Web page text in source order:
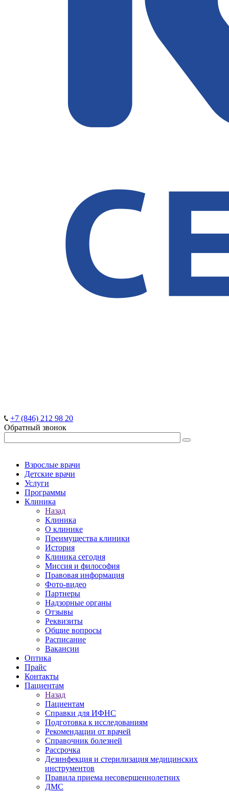
+7 (846) 212 98 20
Обратный звонок
Взрослые врачи
Детские врачи
Услуги
Программы
Клиника
Назад
Клиника
О клинике
Преимущества клиники
История
Клиника сегодня
Миссия и философия
Правовая информация
Фото-видео
Партнеры
Надзорные органы
Отзывы
Реквизиты
Общие вопросы
Расписание
Вакансии
Оптика
Прайс
Контакты
Пациентам
Назад
Пациентам
Справки для ИФНС
Подготовка к исследованиям
Рекомендации от врачей
Справочник болезней
Рассрочка
Дезинфекция и стерилизация медицинских
инструментов
Правила приема несовершеннолетних
ДМС